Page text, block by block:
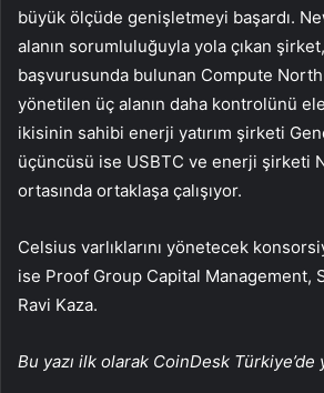
büyük ölçüde genişletmeyi başardı.
alanın sorumluluğuyla yola çıkan
başvurusunda bulunan Compute North
yönetilen üç alanın daha kontrolünü
ikisinin sahibi enerji yatırım şirketi
üçüncüsü ise USBTC ve enerji şirketi
ortasında ortaklaşa çalışıyor.
Celsius varlıklarını yönetecek
ise Proof Group Capital Management,
Ravi Kaza.
Bu yazı ilk olarak CoinDesk Türkiye’de